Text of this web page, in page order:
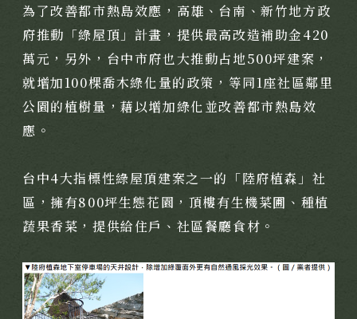
新案鑑賞
經典築績
特約商家
全部商家
饗樂派對
健康活力
靜謐品味
訂製生活
聯絡我們
CONTACT
為了改善都市熱島效應，高雄、台南、新竹地方政
府推動「綠屋頂」計畫，提供最高改造補助金420
萬元，另外，台中市府也大推動占地500坪建案，
就增加100棵喬木綠化量的政策，等同1座社區鄰里
公園的植樹量，藉以增加綠化並改善都市熱島效
應。
台中4大指標性綠屋頂建案之一的「陸府植森」社
區，擁有800坪生態花園，頂樓有生機菜圃、種植
蔬果香菜，提供給住戶、社區餐廳食材。